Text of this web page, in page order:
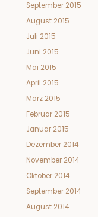
September 2015
August 2015
Juli 2015
Juni 2015
Mai 2015
April 2015
März 2015
Februar 2015
Januar 2015
Dezember 2014
November 2014
Oktober 2014
September 2014
August 2014